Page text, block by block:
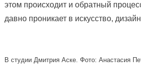
этом происходит и обратный
давно проникает в искусство,
В студии Дмитрия Аске. Фото: Анастасия